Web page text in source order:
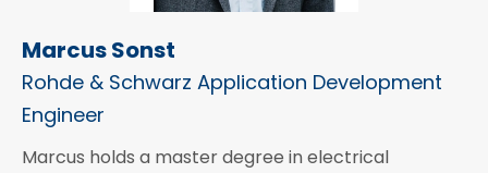
Marcus Sonst
Rohde & Schwarz Application Development
Engineer
Marcus holds a master degree in electrical